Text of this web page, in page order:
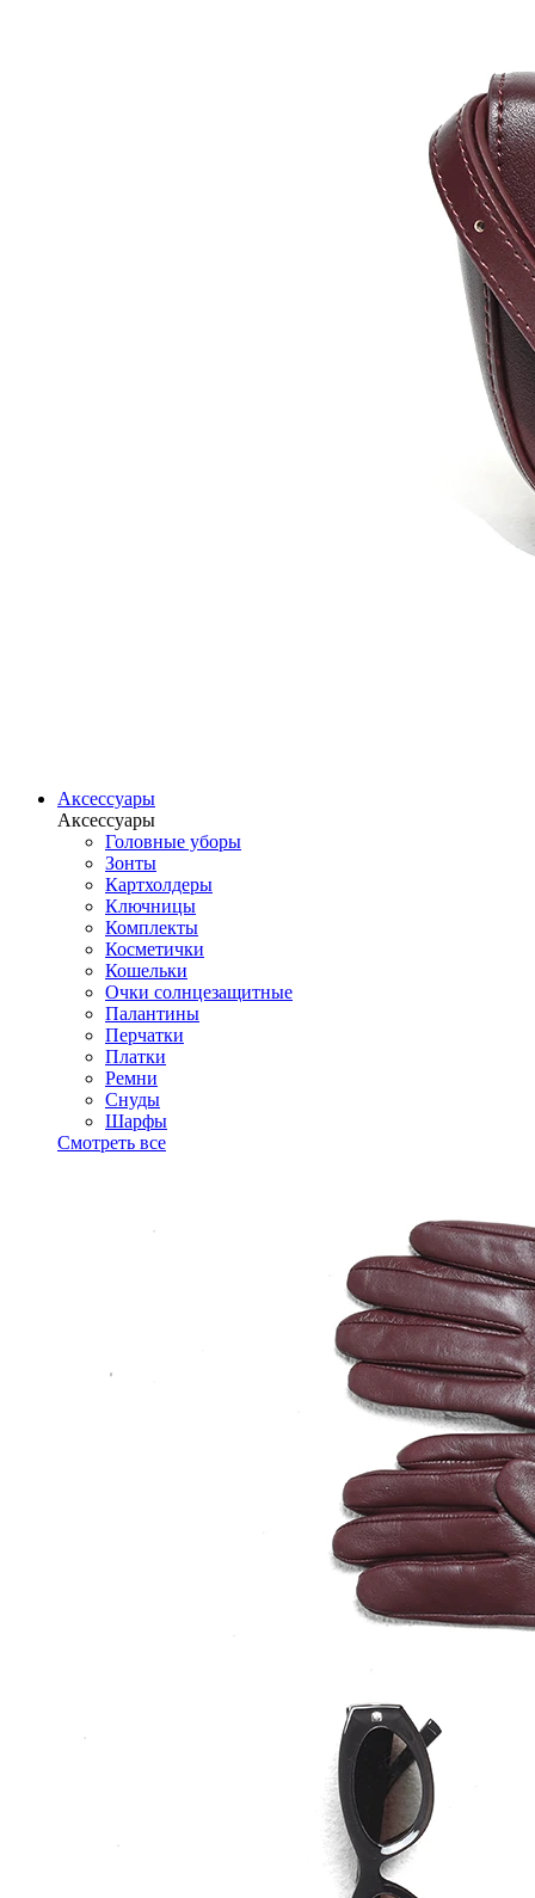
Аксессуары
Аксессуары
Головные уборы
Зонты
Картхолдеры
Ключницы
Комплекты
Косметички
Кошельки
Очки солнцезащитные
Палантины
Перчатки
Платки
Ремни
Снуды
Шарфы
Смотреть все